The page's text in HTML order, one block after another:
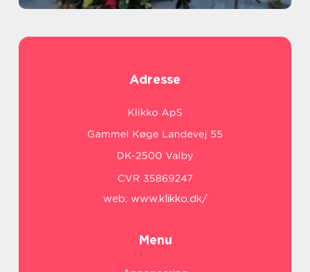
Adresse
web: www.klikko.dk/
Menu